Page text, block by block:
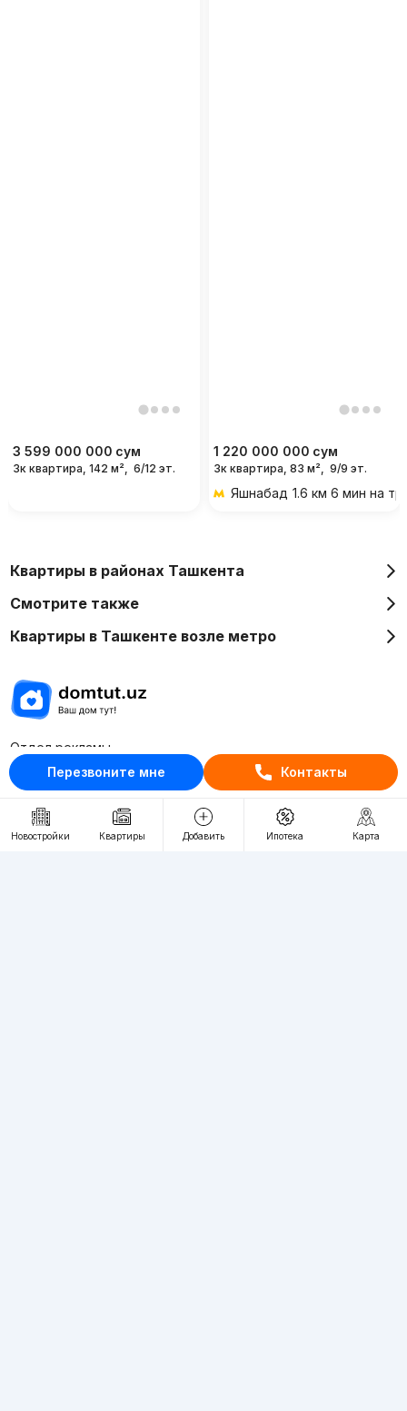
Перезвоните мне Контакты
3 599 000 000 сум
3к квартира, 142 м², 6/12 эт.
1 220 000 000 сум
3к квартира, 83 м², 9/9 эт.
Яшнабад 1.6 км 6 мин на
Новостройки Квартиры Добавить Ипотека Карта
Квартиры в районах Ташкента
Смотрите также
Квартиры в Ташкенте возле метро
Отдел рекламы
+998 (78) 113-20-86
+998 (93) 390-30-10
Пн-Пт. С 9:30 до 18:00